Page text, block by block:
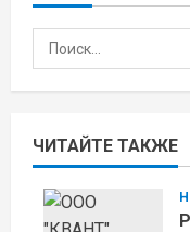
Найти:
ЧИТАЙТЕ ТАКЖЕ